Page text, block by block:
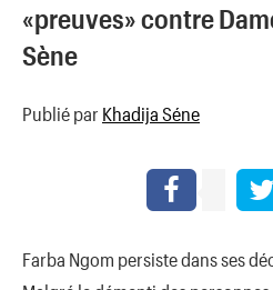
«preuves» contre
Sène
Publié par Khadija Séne
Farba Ngom persiste dans ses